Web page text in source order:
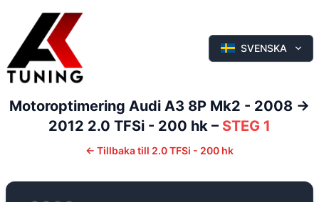
SVENSKA
Motoroptimering Audi A3 8P Mk2 - 2008 ->
2012 2.0 TFSi - 200 hk – STEG 1
← Tillbaka till 2.0 TFSi - 200 hk